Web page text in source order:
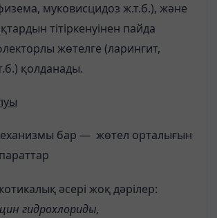
муковисцидоз ж.т.б.), және
тітіркенуінен пайда
жөтелге (ларингит,
қолданады.
бар — жөтел орталығын
әсері жоқ дәрілер:
гидрохлориды,